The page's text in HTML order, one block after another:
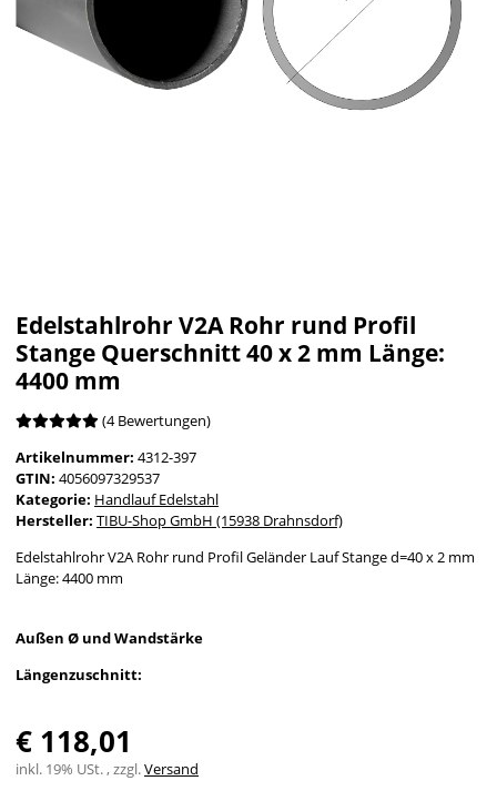
Edelstahlrohr V2A Rohr rund Profil
Stange Querschnitt 40 x 2 mm Länge:
4400 mm
(4 Bewertungen)
Artikelnummer: 4312-397
GTIN: 4056097329537
Kategorie: Handlauf Edelstahl
Hersteller: TIBU-Shop GmbH (15938 Drahnsdorf)
Edelstahlrohr V2A Rohr rund Profil Geländer Lauf Stange d=40 x 2 mm
Länge: 4400 mm
Außen Ø und Wandstärke
Längenzuschnitt:
€ 118,01
inkl. 19% USt. , zzgl.Versand